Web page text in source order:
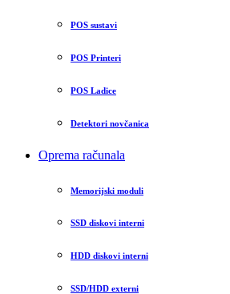
POS sustavi
POS Printeri
POS Ladice
Detektori novčanica
Oprema računala
Memorijski moduli
SSD diskovi interni
HDD diskovi interni
SSD/HDD externi